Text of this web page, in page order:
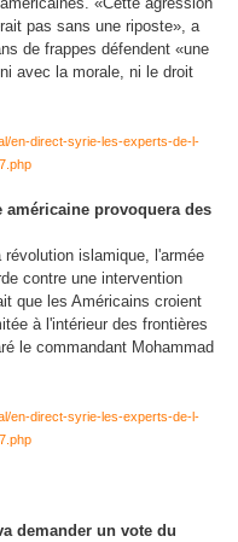
pas sans une riposte», a
de frappes défendent «une
avec la morale, ni le droit
en-direct-syrie-les-experts-de-l-
américaine provoquera des
islamique, l'armée
contre une intervention
que les Américains croient
à l'intérieur des frontières
le commandant Mohammad
en-direct-syrie-les-experts-de-l-
demander un vote du